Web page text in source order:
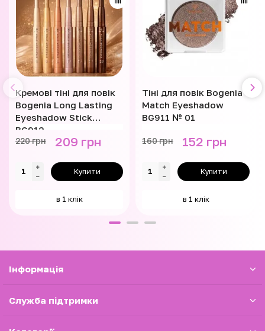
Кремові тіні для повік
Bogenia Long Lasting
Eyeshadow Stick
BG912
220 грн 209 грн
Купити
в 1 клік
Тіні для повік Bogenia
Match Eyeshadow
BG911 № 01
160 грн 152 грн
Купити
в 1 клік
Iнформація
Служба підтримки